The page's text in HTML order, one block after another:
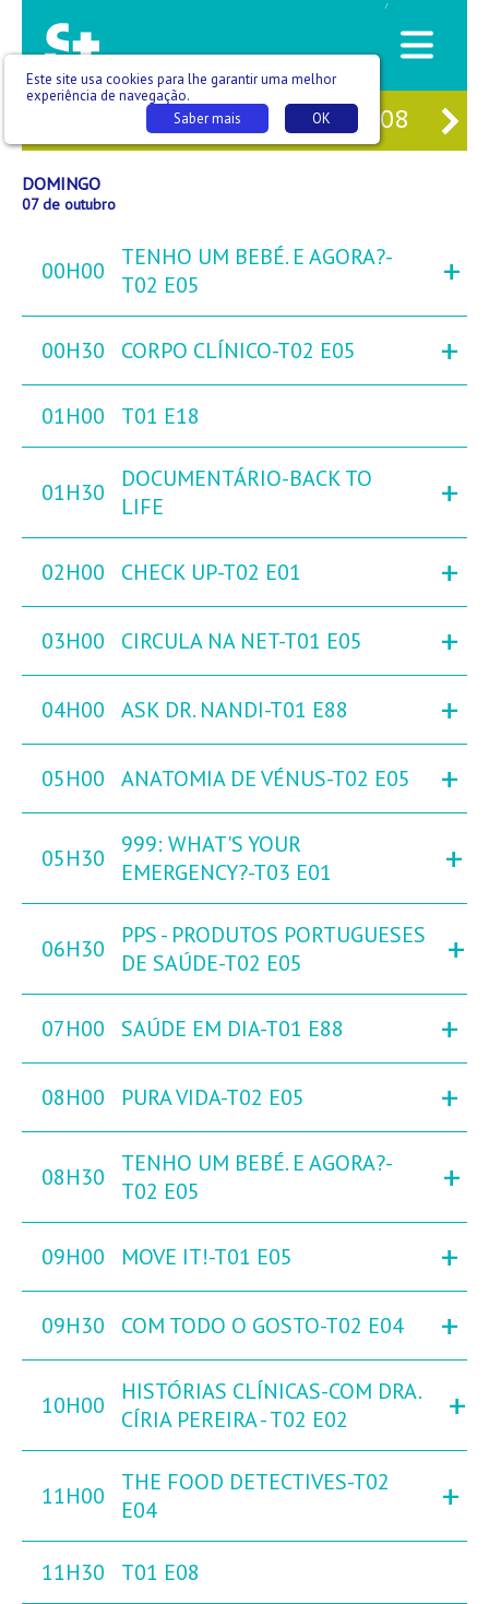
/
06 DOM 07 SEG 08
DOMINGO
07 de outubro
00H00
TENHO UM BEBÉ. E AGORA?-
T02 E05
+
00H30 CORPO CLÍNICO-T02 E05 +
01H00 T01 E18
01H30
DOCUMENTÁRIO-BACK TO
LIFE
+
02H00 CHECK UP-T02 E01 +
03H00 CIRCULA NA NET-T01 E05 +
04H00 ASK DR. NANDI-T01 E88 +
05H00 ANATOMIA DE VÉNUS-T02 E05 +
05H30
999: WHAT'S YOUR
EMERGENCY?-T03 E01
+
06H30
PPS - PRODUTOS PORTUGUESES
DE SAÚDE-T02 E05
+
07H00 SAÚDE EM DIA-T01 E88 +
08H00 PURA VIDA-T02 E05 +
08H30
TENHO UM BEBÉ. E AGORA?-
T02 E05
+
09H00 MOVE IT!-T01 E05 +
09H30 COM TODO O GOSTO-T02 E04 +
10H00
HISTÓRIAS CLÍNICAS-COM DRA.
CÍRIA PEREIRA - T02 E02
+
11H00
THE FOOD DETECTIVES-T02
E04
+
11H30 T01 E08
Este site usa cookies para lhe garantir uma melhor
experiência de navegação.
OK
Saber mais